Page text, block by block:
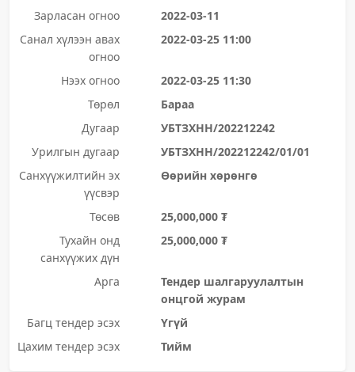
Зарласан огноо
2022-03-11
Санал хүлээн авах
огноо
2022-03-25 11:00
Нээх огноо
2022-03-25 11:30
Төрөл
Бараа
Дугаар
УБТЗХНН/202212242
Урилгын дугаар
УБТЗХНН/202212242/01/01
Санхүүжилтийн эх
үүсвэр
Өөрийн хөрөнгө
Төсөв
25,000,000 ₮
Тухайн онд
санхүүжих дүн
25,000,000 ₮
Арга
Тендер шалгаруулалтын
онцгой журам
Багц тендер эсэх
Үгүй
Цахим тендер эсэх
Тийм